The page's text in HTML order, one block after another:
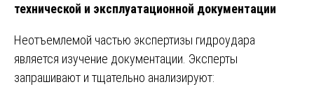
технической и эксплуатационной документации
Неотъемлемой частью экспертизы гидроудара
является изучение документации. Эксперты
запрашивают и тщательно анализируют: